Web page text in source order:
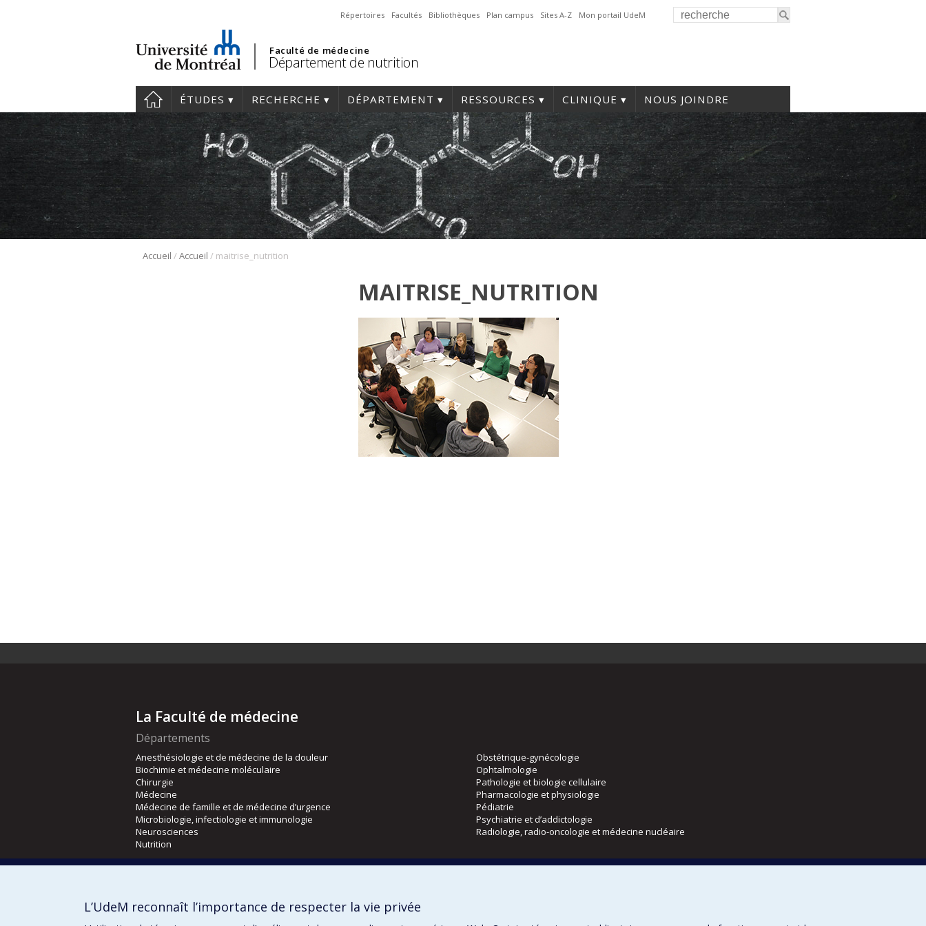
Répertoires Facultés Bibliothèques Plan campus Sites A-Z Mon portail UdeM
Faculté de médecine
Département de nutrition
ÉTUDES RECHERCHE DÉPARTEMENT RESSOURCES CLINIQUE NOUS JOINDRE
Accueil /Accueil / maitrise_nutrition
MAITRISE_NUTRITION
La Faculté de médecine
Départements
Anesthésiologie et de médecine de la douleur
Biochimie et médecine moléculaire
Chirurgie
Médecine
Médecine de famille et de médecine d’urgence
Microbiologie, infectiologie et immunologie
Neurosciences
Nutrition
Obstétrique-gynécologie
Ophtalmologie
Pathologie et biologie cellulaire
Pharmacologie et physiologie
Pédiatrie
Psychiatrie et d’addictologie
Radiologie, radio-oncologie et médecine nucléaire
Orthophonie et audiologie
L’UdeM reconnaît l’importance de respecter la vie privée